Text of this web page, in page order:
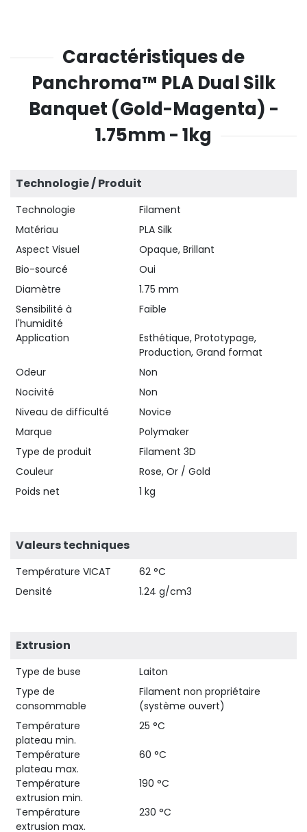
Caractéristiques de
Panchroma™ PLA Dual Silk
Banquet (Gold-Magenta) -
1.75mm - 1kg
Technologie / Produit
Technologie
Filament
Matériau
PLA Silk
Aspect Visuel
Opaque, Brillant
Bio-sourcé
Oui
Diamètre
1.75 mm
Sensibilité à
l'humidité
Faible
Application
Esthétique, Prototypage,
Production, Grand format
Odeur
Non
Nocivité
Non
Niveau de difficulté
Novice
Marque
Polymaker
Type de produit
Filament 3D
Couleur
Rose, Or / Gold
Poids net
1 kg
Valeurs techniques
Température VICAT
62 °C
Densité
1.24 g/cm3
Extrusion
Type de buse
Laiton
Type de
consommable
Filament non propriétaire
(système ouvert)
Température
plateau min.
25 °C
Température
plateau max.
60 °C
Température
extrusion min.
190 °C
Température
extrusion max.
230 °C